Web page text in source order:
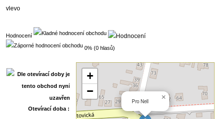
Hodnocení
0% (0 hlasů)
Otevírací doba :
Pro Nell ×
+
−